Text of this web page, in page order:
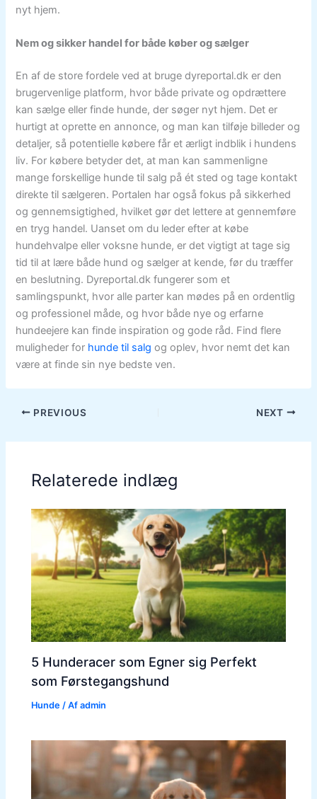
nyt hjem.
Nem og sikker handel for både køber og sælger
En af de store fordele ved at bruge dyreportal.dk er den
brugervenlige platform, hvor både private og opdrættere
kan sælge eller finde hunde, der søger nyt hjem. Det er
hurtigt at oprette en annonce, og man kan tilføje billeder og
detaljer, så potentielle købere får et ærligt indblik i hundens
liv. For købere betyder det, at man kan sammenligne
mange forskellige hunde til salg på ét sted og tage kontakt
direkte til sælgeren. Portalen har også fokus på sikkerhed
og gennemsigtighed, hvilket gør det lettere at gennemføre
en tryg handel. Uanset om du leder efter at købe
hundehvalpe eller voksne hunde, er det vigtigt at tage sig
tid til at lære både hund og sælger at kende, før du træffer
en beslutning. Dyreportal.dk fungerer som et
samlingspunkt, hvor alle parter kan mødes på en ordentlig
og professionel måde, og hvor både nye og erfarne
hundeejere kan finde inspiration og gode råd. Find flere
muligheder for hunde til salg og oplev, hvor nemt det kan
være at finde sin nye bedste ven.
PREVIOUS NEXT
Relaterede indlæg
5 Hunderacer som Egner sig Perfekt
som Førstegangshund
Hunde / Afadmin